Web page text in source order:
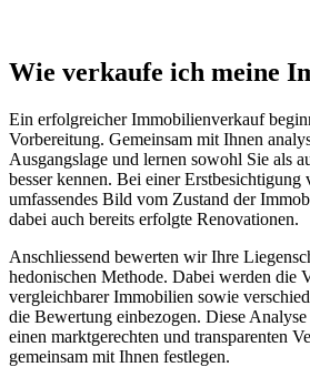
Wie verkaufe ich meine
Ein erfolgreicher Immobilienverkauf
Vorbereitung. Gemeinsam mit Ihnen
Ausgangslage und lernen sowohl Sie als
besser kennen. Bei einer Erstbesichtigung
umfassendes Bild vom Zustand der
dabei auch bereits erfolgte Renovationen.
Anschliessend bewerten wir Ihre
hedonischen Methode. Dabei werden die
vergleichbarer Immobilien sowie
die Bewertung einbezogen. Diese
einen marktgerechten und transparenten
gemeinsam mit Ihnen festlegen.